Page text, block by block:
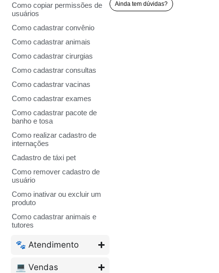
Como copiar permissões de
usuários
Como cadastrar convênio
Como cadastrar animais
Como cadastrar cirurgias
Como cadastrar consultas
Como cadastrar vacinas
Como cadastrar exames
Como cadastrar pacote de
banho e tosa
Como realizar cadastro de
internações
Cadastro de táxi pet
Como remover cadastro de
usuário
Como inativar ou excluir um
produto
Como cadastrar animais e
tutores
🐾 Atendimento
💻 Vendas
Ainda tem dúvidas?